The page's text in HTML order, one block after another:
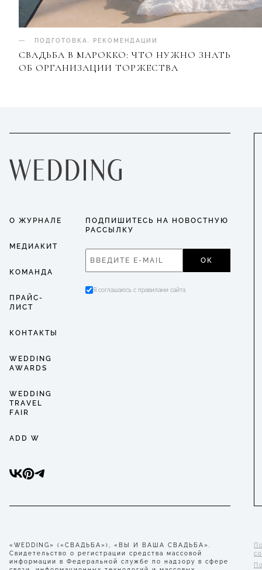
ПОДГОТОВКА РЕКОМЕНДАЦИИ
СВАДЬБА В МАРОККО: ЧТО НУЖНО ЗНАТЬ
ОБ ОРГАНИЗАЦИИ ТОРЖЕСТВА
О ЖУРНАЛЕ
МЕДИАКИТ
КОМАНДА
ПРАЙС-
ЛИСТ
КОНТАКТЫ
WEDDING
AWARDS
WEDDING
TRAVEL
FAIR
ADD W
ПОДПИШИТЕСЬ НА НОВОСТНУЮ
РАССЫЛКУ
ОК
Я соглашаюсь с правилами сайта
«WEDDING» («СВАДЬБА»), «ВЫ И ВАША СВАДЬБА».
Свидетельство о регистрации средства массовой
информации в Федеральной службе по надзору в сфере